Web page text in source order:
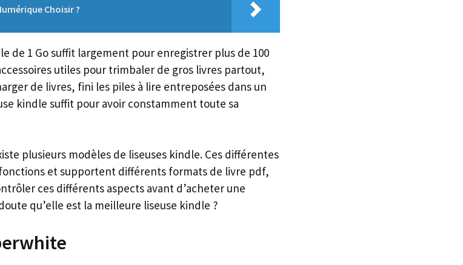
Choisir ?
de 1 Go suffit largement pour enregistrer plus de 100
utiles pour trimbaler de gros livres partout,
de livres, fini les piles à lire entreposées dans un
kindle suffit pour avoir constamment toute sa
plusieurs modèles de liseuses kindle. Ces différentes
et supportent différents formats de livre pdf,
ces différents aspects avant d’acheter une
qu’elle est la meilleure liseuse kindle ?